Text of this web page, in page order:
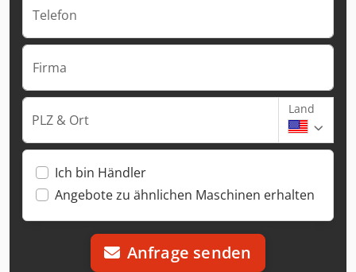
Telefon
Firma
PLZ & Ort
Land
Ich bin Händler
Angebote zu ähnlichen Maschinen erhalten
Anfrage senden